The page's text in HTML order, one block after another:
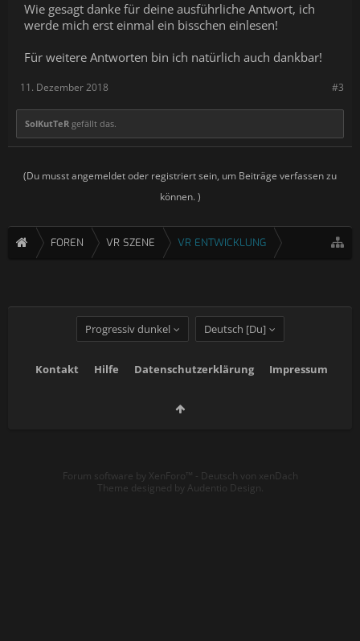
Wie gesagt danke für deine ausführliche Antwort, ich
werde mich erst einmal ein bisschen einlesen!
Für weitere Antworten bin ich natürlich auch dankbar!
#3
11. Dezember 2018
SolKutTeR gefällt das.
(Du musst angemeldet oder registriert sein, um Beiträge verfassen zu
können. )
FOREN VR SZENE VR ENTWICKLUNG
Progressiv dunkel Deutsch [Du]
Kontakt Hilfe Datenschutzerklärung Impressum
Forum software by XenForo™ - Deutsch von xenDach
Theme designed by Audentio Design.